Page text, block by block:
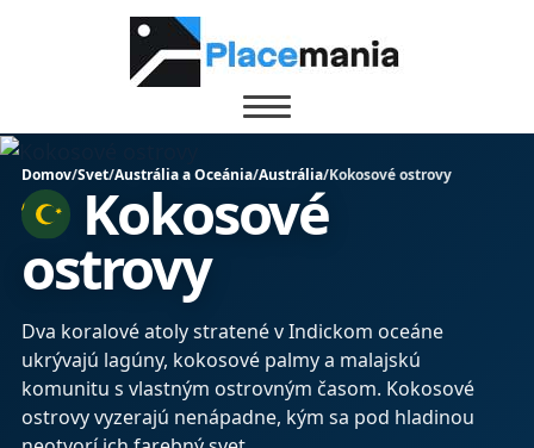
Domov/Svet/Austrália a Oceánia/Austrália/Kokosové ostrovy
Kokosové
ostrovy
Dva koralové atoly stratené v Indickom oceáne
ukrývajú lagúny, kokosové palmy a malajskú
komunitu s vlastným ostrovným časom. Kokosové
ostrovy vyzerajú nenápadne, kým sa pod hladinou